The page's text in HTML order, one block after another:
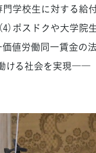
門学校生に対する給
）ポスドクや大学院
価値労働同一賃金の法
働ける社会を実現――